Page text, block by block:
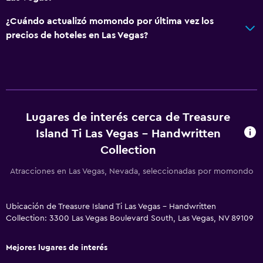
Bañera de hidromasaje
Piscina al aire libre
Accesibilidad y adecuación
Ascensor
Áreas designadas para fumadores
Servicio de planchado
¿Cuándo actualizó momondo por última vez los
precios de hoteles en Las Vegas?
Lugares de interés cerca de Treasure
Island Ti Las Vegas - Handwritten
Collection
Atracciones en Las Vegas, Nevada, seleccionadas por momondo
Ubicación de Treasure Island Ti Las Vegas - Handwritten
Collection: 3300 Las Vegas Boulevard South, Las Vegas, NV 89109
Mejores lugares de interés